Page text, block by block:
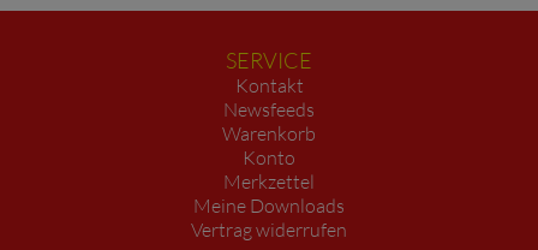
SERVICE
Kontakt
Newsfeeds
Warenkorb
Konto
Merkzettel
Meine Downloads
Vertrag widerrufen